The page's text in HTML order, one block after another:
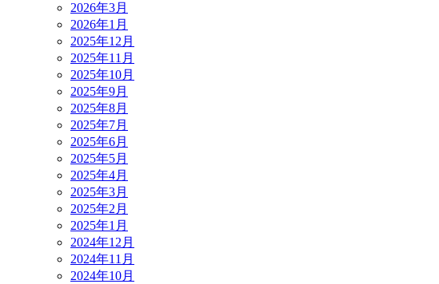
2026年3月
2026年1月
2025年12月
2025年11月
2025年10月
2025年9月
2025年8月
2025年7月
2025年6月
2025年5月
2025年4月
2025年3月
2025年2月
2025年1月
2024年12月
2024年11月
2024年10月